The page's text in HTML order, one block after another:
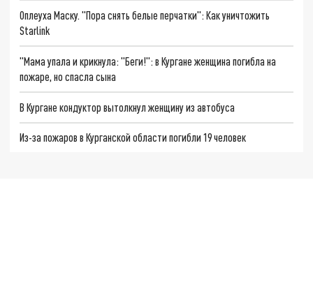
Оплеуха Маску. "Пора снять белые перчатки": Как уничтожить
Starlink
"Мама упала и крикнула: "Беги!": в Кургане женщина погибла на
пожаре, но спасла сына
В Кургане кондуктор вытолкнул женщину из автобуса
Из-за пожаров в Курганской области погибли 19 человек